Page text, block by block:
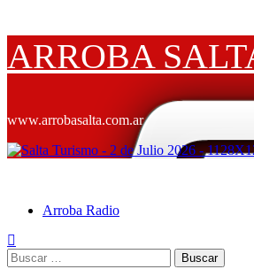
Saltar
al
contenido
ARROBA
www.arrobasalta.com.ar
Arroba Radio
Buscar: